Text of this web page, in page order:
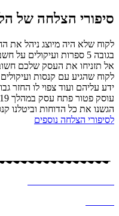
סיפורי הצלחה של
לקוח שלא היה מיוצג ניהל את
בגובה 5 ספרות ועיקולים על חשבונות הבנק מיד התחברנו בדקנו מה הבעיות תוך זמן קצר הגשנו דוחות ביטלנו קנסות וסגרנו את התיק לבקשת הלקוח .
אל תזניחו את העסק שלכם
ידע עליהם ועוד צפוי לו החזר
הגשנו את כל הדוחות וביטלנו
לסיפורי הצלחה נוספים